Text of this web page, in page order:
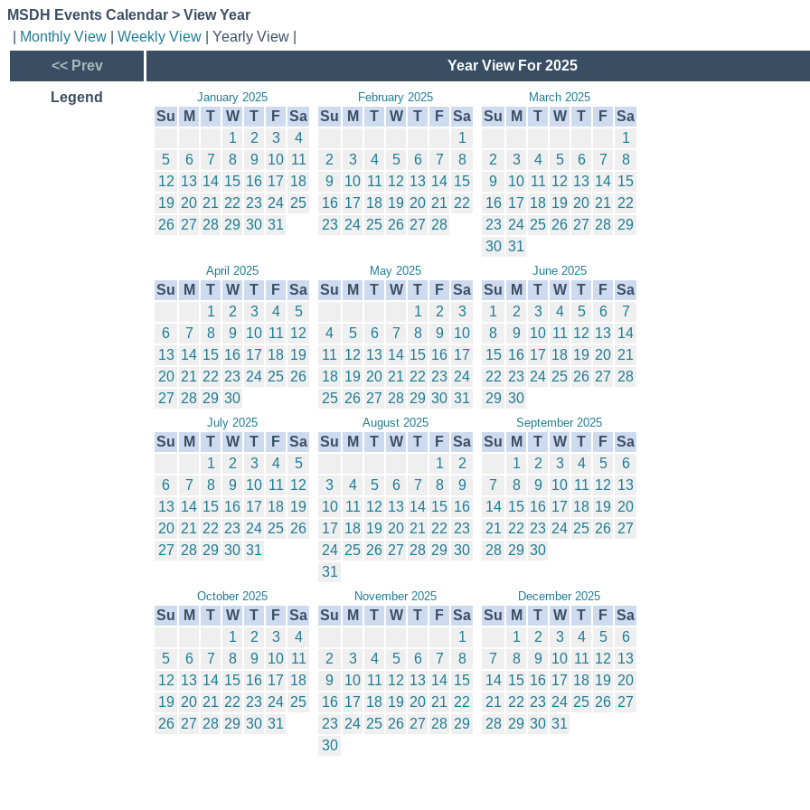
MSDH Events Calendar > View Year
Monthly View Weekly View | Yearly View |
<< Prev
Year View For 2025
Legend January 2025
Su M T W T F Sa
1
2 3
4
5
6 7 8 9 10 11
12 13 14 15 16 17 18
19 20 21 22 23 24 25
26 27 28 29 30 31
February 2025
Su M T W T F Sa
1
2
3 4 5 6 7
8
9
10 11 12 13 14 15
16 17 18 19 20 21 22
23 24 25 26 27 28
March 2025
Su M T W T F Sa
1
2
3 4 5 6 7
8
9
10 11 12 13 14 15
16 17 18 19 20 21 22
23 24 25 26 27 28 29
30 31
April 2025
Su M T W T F Sa
1
2 3 4
5
6
7 8 9 10 11 12
13 14 15 16 17 18 19
20 21 22 23 24 25 26
27 28 29 30
May 2025
Su M T W T F Sa
1
2
3
4
5 6 7 8 9
10
11 12 13 14 15 16 17
18 19 20 21 22 23 24
25 26 27 28 29 30 31
June 2025
Su M T W T F Sa
1
2 3 4 5 6
7
8
9 10 11 12 13 14
15 16 17 18 19 20 21
22 23 24 25 26 27 28
29 30
July 2025
Su M T W T F Sa
1
2 3 4
5
6
7 8 9 10 11 12
13 14 15 16 17 18 19
20 21 22 23 24 25 26
27 28 29 30 31
August 2025
Su M T W T F Sa
1
2
3
4 5 6 7 8
9
10 11 12 13 14 15 16
17 18 19 20 21 22 23
24 25 26 27 28 29 30
31
September 2025
Su M T W T F Sa
1
2 3 4 5
6
7
8 9 10 11 12 13
14 15 16 17 18 19 20
21 22 23 24 25 26 27
28 29 30
October 2025
Su M T W T F Sa
1
2 3
4
5
6 7 8 9 10 11
12 13 14 15 16 17 18
19 20 21 22 23 24 25
26 27 28 29 30 31
November 2025
Su M T W T F Sa
1
2
3 4 5 6 7
8
9
10 11 12 13 14 15
16 17 18 19 20 21 22
23 24 25 26 27 28 29
30
December 2025
Su M T W T F Sa
1
2 3 4 5
6
7
8 9 10 11 12 13
14 15 16 17 18 19 20
21 22 23 24 25 26 27
28 29 30 31